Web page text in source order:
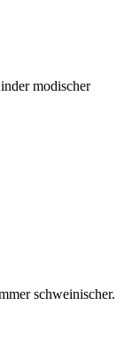
modischer
schweinischer.